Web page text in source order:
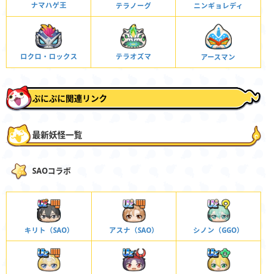
ナマハゲ王 テラノーグ ニンギョレディ
ロクロ・ロックス テラオズマ アースマン
ぷにぷに関連リンク
最新妖怪一覧
SAOコラボ
キリト（SAO） アスナ（SAO） シノン（GGO）